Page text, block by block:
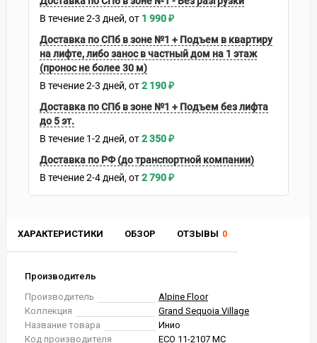
ХАРАКТЕРИСТИКИ ОБЗОР ОТЗЫВЫ 0
Производитель
Производитель
Alpine Floor
Коллекция
Grand Sequoia Village
Название товара
Инио
Код производителя
ECO 11-2107 MC
В течение2-3 дней 1 990₽
Доставка по СПб в зоне №1 + Подъем в квартиру
на лифте, либо занос в частный дом на 1 этаж
(пронос не более 30 м)
В течение2-3 дней 2 190₽
Доставка по СПб в зоне №1 + Подъем без лифта
до 5 эт.
В течение 1-2 дней 2 350₽
Доставка по РФ (до транспортной компании)
В течение2-4 дней 2 790₽